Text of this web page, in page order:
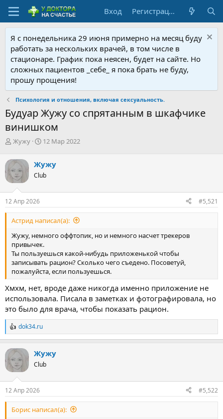
Вход Регистрация
Я с понедельника 29 июня примерно на месяц буду
работать за нескольких врачей, в том числе в
стационаре. График пока неясен, будет на сайте. Но
сложных пациентов _себе_ я пока брать не буду,
прошу прощения!
Психология и отношения, включая сексуальность.
Будуар Жужу со спрятанным в шкафчике
винишком
А
т
о
р
т
е
м
ы
Жужу
Д
а
н
ч
л
а
12 Мар 2022
Жужу
Club
12 Апр 2026 #5,521
Астрид написал(а):
Жужу, немного оффтопик, но и немного насчет трекеров
привычек.
Ты пользуешься какой-нибудь приложенькой чтобы
записывать рацион? Сколько чего съедено. Посоветуй,
пожалуйста, если пользуешься.
Хмхм, нет, вроде даже никогда именно приложение не
использовала. Писала в заметках и фотографировала, но
это было для врача, чтобы показать рацион.
Р
е
ц
и
dok34.ru
Жужу
Club
12 Апр 2026 #5,522
Борис написал(а):